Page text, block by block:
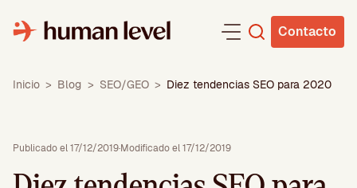
contenido
Contacto
Inicio > Blog > SEO/GEO > Diez tendencias SEO para 2020
Publicado el 17/12/2019·Modificado el 17/12/2019